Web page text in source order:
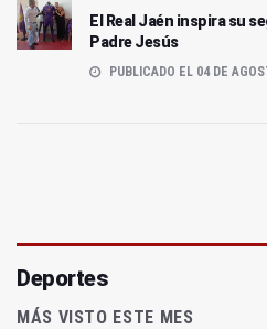
El Real Jaén inspira su
Padre Jesús
PUBLICADO EL 04 DE
Deportes
MÁS VISTO ESTE MES